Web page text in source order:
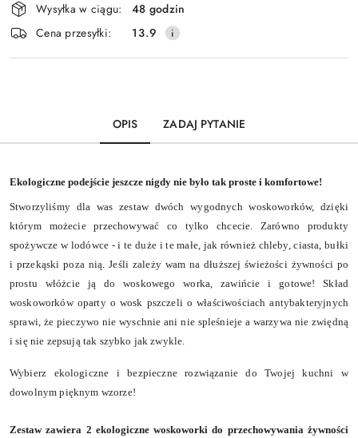
Wyślij
i
dostawa
Wysyłka w ciągu:
48 godzin
Cena przesyłki:
13.9
OPIS ZADAJ PYTANIE
Ekologiczne podejście jeszcze nigdy nie było tak proste i komfortowe!
Stworzyliśmy dla was zestaw dwóch wygodnych woskoworków, dzięki
którym możecie przechowywać co tylko chcecie. Zarówno produkty
spożywcze w lodówce - i te duże i te małe, jak również chleby, ciasta, bułki
i przekąski poza nią. Jeśli zależy wam na dłuższej świeżości żywności po
prostu włóżcie ją do woskowego worka, zawińcie i gotowe! Skład
woskoworków oparty o wosk pszczeli o właściwościach antybakteryjnych
sprawi, że pieczywo nie wyschnie ani nie spleśnieje a warzywa nie zwiędną
i się nie zepsują tak szybko jak zwykle.
Wybierz ekologiczne i bezpieczne rozwiązanie do Twojej kuchni w
dowolnym pięknym wzorze!
Zestaw zawiera 2 ekologiczne woskoworki do przechowywania żywności